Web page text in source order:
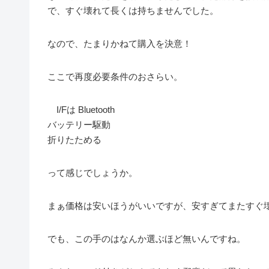
で、すぐ壊れて長くは持ちませんでした。
なので、たまりかねて購入を決意！
ここで再度必要条件のおさらい。
I/Fは Bluetooth
バッテリー駆動
折りたためる
って感じでしょうか。
まぁ価格は安いほうがいいですが、安すぎてまたすぐ
でも、この手のはなんか選ぶほど無いんですね。